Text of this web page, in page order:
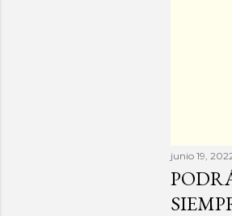
junio 19,